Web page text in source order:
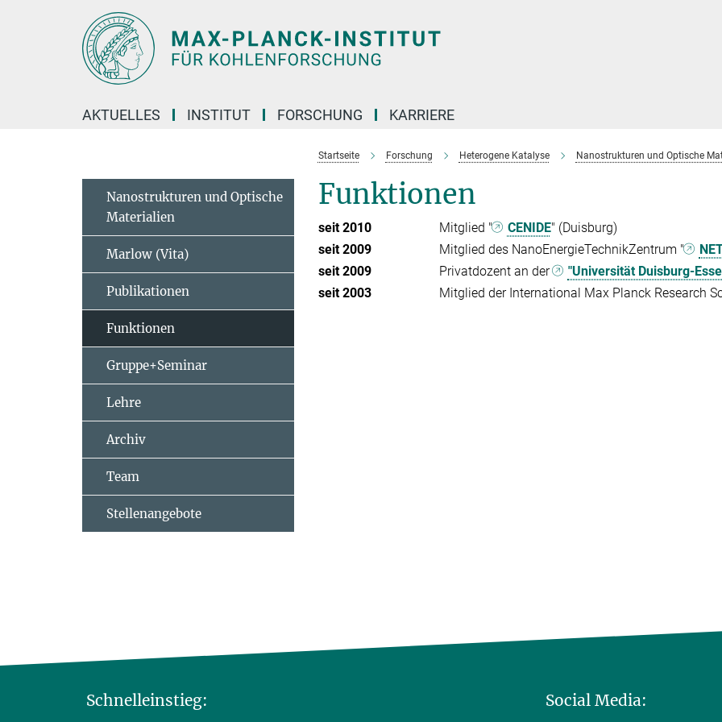
AKTUELLES INSTITUT FORSCHUNG KARRIERE
Startseite Forschung Heterogene Katalyse Nanostrukturen und Optische
Funktionen
seit 2010 Mitglied " CENIDE" (Duisburg)
seit 2009
Mitglied des NanoEnergieTechnikZentrum "
seit 2009
Privatdozent an der
"Universität Duisburg-
seit 2003
Mitglied der International Max Planck Research
Nanostrukturen und Optische
Materialien
Marlow (Vita)
Publikationen
Funktionen
Gruppe+Seminar
Lehre
Archiv
Team
Stellenangebote
Schnelleinstieg: Social Media: